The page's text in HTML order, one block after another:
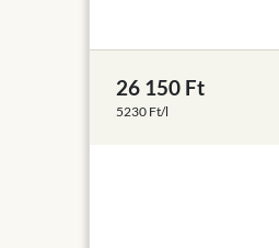
26 150 Ft
5230 Ft/l